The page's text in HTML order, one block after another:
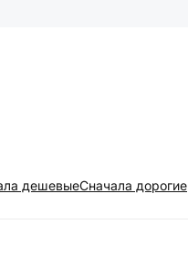
дешевыеCначала дорогие